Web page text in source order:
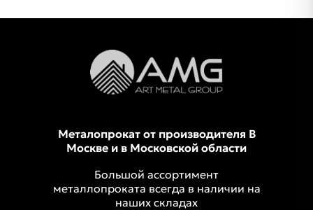
Металопрокат от производителя В
Москве и в Московской области
Большой ассортимент
металлопроката всегда в наличии на
наших складах